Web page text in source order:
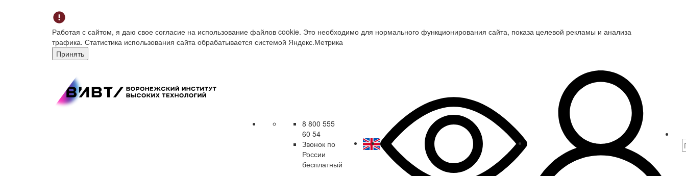
Работая с сайтом, я даю свое согласие на использование файлов cookie. Это необходимо для нормального функционирования сайта, показа целевой рекламы и анализа
трафика. Статистика использования сайта обрабатывается системой Яндекс.Метрика
Принять
8 800 555
60 54
Звонок по
России
бесплатный